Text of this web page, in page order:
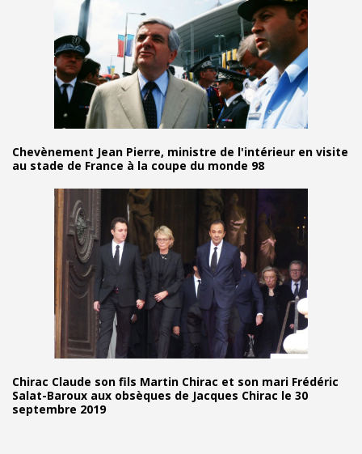
Chevènement Jean Pierre, ministre de l'intérieur en visite
au stade de France à la coupe du monde 98
Chirac Claude son fils Martin Chirac et son mari Frédéric
Salat-Baroux aux obsèques de Jacques Chirac le 30
septembre 2019